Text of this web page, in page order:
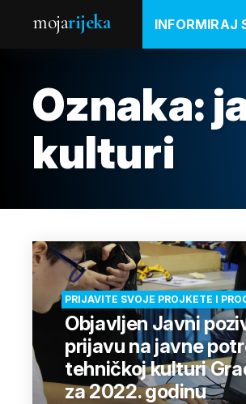
mojarijeka INFORMIRAJ
Oznaka:
kulturi
PRIJAVITE SVOJE PROJKETE I
Objavljen Javni
prijavu na javne
tehničkoj kulturi
za 2022. godinu